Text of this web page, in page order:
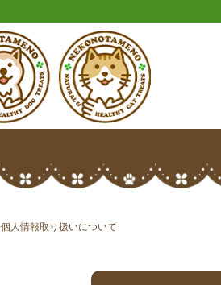
個人情報取り扱いについて